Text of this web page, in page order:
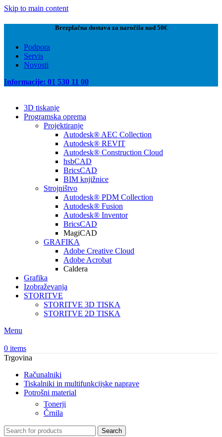
Skip to main content
Brezplačna dostava za naročila nad 50€
Podpora
Servis
Novosti
Informacije: 01 530 11 00
3D tiskanje
Programska oprema
Projektiranje
Autodesk® AEC Collection
Autodesk® REVIT
Autodesk® Construction Cloud
hsbCAD
BricsCAD
BIM knjižnice
Strojništvo
Autodesk® PDM Collection
Autodesk® Fusion
Autodesk® Inventor
BricsCAD
MagiCAD
GRAFIKA
Adobe Creative Cloud
Adobe Acrobat
Caldera
Grafika
Izobraževanja
STORITVE
STORITVE 3D TISKA
STORITVE 2D TISKA
Menu
0 items
Trgovina
Računalniki
Tiskalniki in multifunkcijske naprave
Potrošni material
Tonerji
Črnila
Search